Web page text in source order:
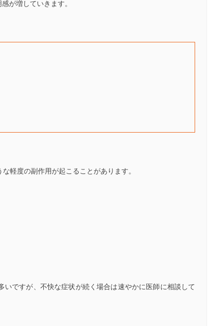
が増していきます。
軽度の副作用が起こることがあります。
ですが、不快な症状が続く場合は速やかに医師に相談して